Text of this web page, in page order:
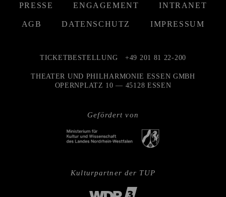
PRESSE ENGAGEMENT INTRANET
AGB DATENSCHUTZ IMPRESSUM
Gefördert von
TICKETBESTELLUNG +49 201 81 22-200
THEATER UND PHILHARMONIE ESSEN GMBH
OPERNPLATZ 10 — 45128 ESSEN
Kulturpartner der TUP